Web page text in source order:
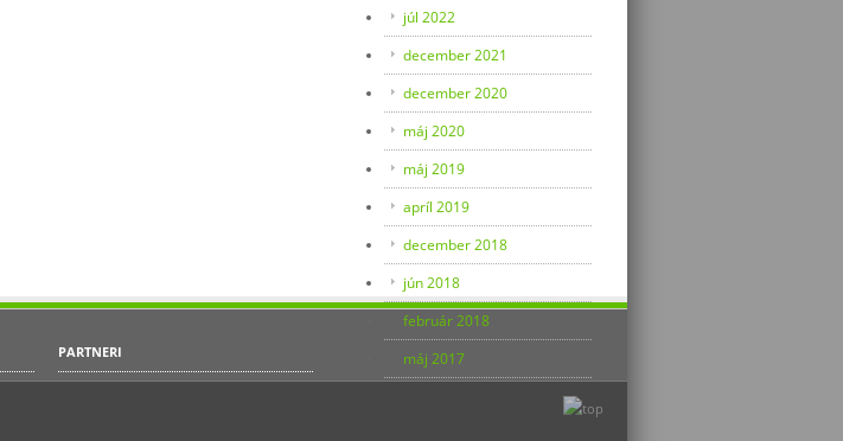
júl 2022
december 2021
december 2020
máj 2020
máj 2019
apríl 2019
december 2018
jún 2018
február 2018
máj 2017
PARTNERI